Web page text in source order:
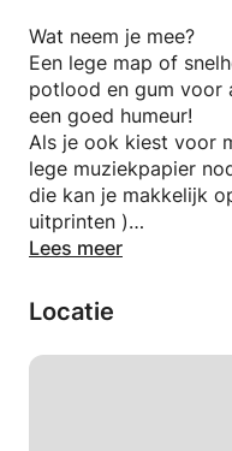
Wat neem je mee?
Een lege map of
potlood en gum voor
een goed humeur!
Als je ook kiest voor
lege muziekpapier
die kan je makkelijk
uitprinten )
Het is belangrijk dat
hebt staan, zodat je
herhalen.
Lees meer
Locatie